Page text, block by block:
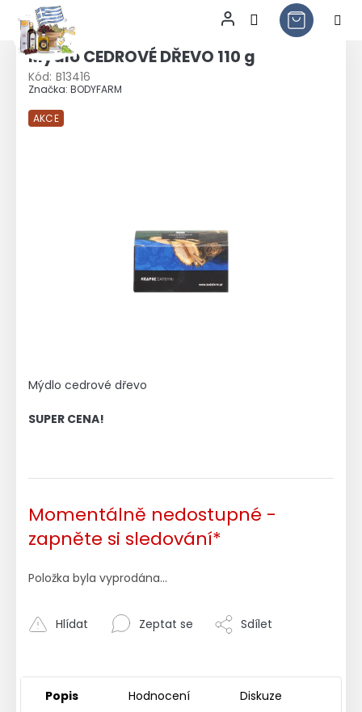
Přejít
obsahMýdlo CEDROVÉ DŘEVO 110 g
Kód: B13416
Značka: BODYFARM
AKCE
Momentálně nedostupné -
zapněte si sledování*
Položka byla vyprodána…
Mýdlo cedrové dřevo
SUPER CENA!
Zeptat se
Hlídat Sdílet
Popis Hodnocení Diskuze